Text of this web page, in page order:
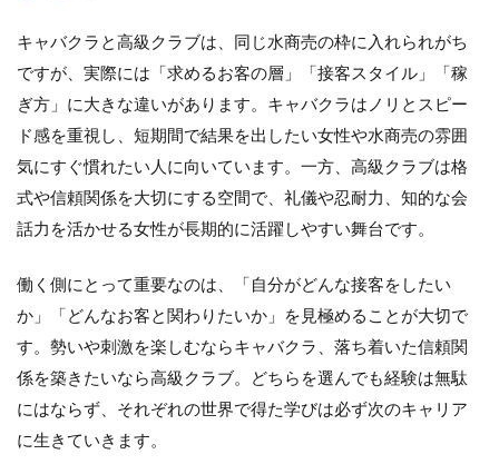
キャバクラと高級クラブは、同じ水商売の枠に入れられがち
ですが、実際には「求めるお客の層」「接客スタイル」「稼
ぎ方」に大きな違いがあります。キャバクラはノリとスピー
ド感を重視し、短期間で結果を出したい女性や水商売の雰囲
気にすぐ慣れたい人に向いています。一方、高級クラブは格
式や信頼関係を大切にする空間で、礼儀や忍耐力、知的な会
話力を活かせる女性が長期的に活躍しやすい舞台です。
働く側にとって重要なのは、「自分がどんな接客をしたい
か」「どんなお客と関わりたいか」を見極めることが大切で
す。勢いや刺激を楽しむならキャバクラ、落ち着いた信頼関
係を築きたいなら高級クラブ。どちらを選んでも経験は無駄
にはならず、それぞれの世界で得た学びは必ず次のキャリア
に生きていきます。